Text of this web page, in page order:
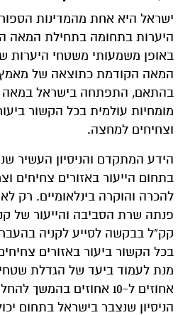
ישראל היא אחת מהמדינות
באופן משמעותי משטחי היערות
המאה הקודמת כתוצאה של מאמץ
בהתאם, התפתחה בישראל במאה
מומחיות עולמית בכל הקשור
וצחיחים למחצה.
הידע המתקדם והניסיון העשיר
בתחום הייעור באזורים צחיחים
להכרה והוקרה בינלאומיים. רק
פנתה שרת הסביבה והייעור של
קק"ל בבקשה לסייע לקניה
בכל הקשור ביעור באזורים
אחוזים ל-10 אחוזים
הניסיון שנצבר בישראל בתחום